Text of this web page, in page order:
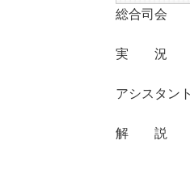
総合司会
実 況 ：濱
アシスタン
解 説 ：